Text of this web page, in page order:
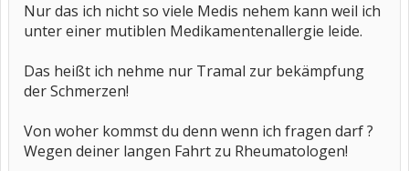
Nur das ich nicht so viele Medis nehem kann weil ich
unter einer mutiblen Medikamentenallergie leide.
Das heißt ich nehme nur Tramal zur bekämpfung
der Schmerzen!
Von woher kommst du denn wenn ich fragen darf ?
Wegen deiner langen Fahrt zu Rheumatologen!